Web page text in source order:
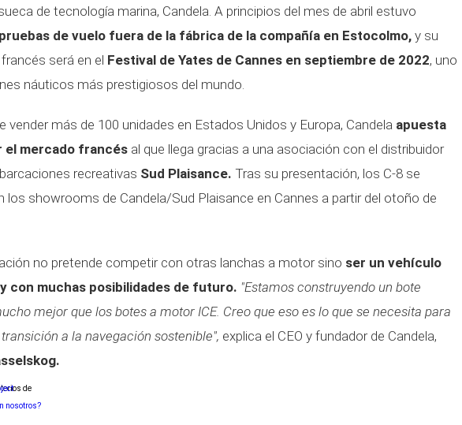
de tecnología marina, Candela. A principios del mes de abril estuvo
pruebas de vuelo fuera de la fábrica de la compañía en Estocolmo, y su
será en el Festival de Yates de Cannes en septiembre de 2022, uno
náuticos más prestigiosos del mundo.
vender más de 100 unidades en Estados Unidos y Europa, Candela apuesta
el mercado francés al que llega gracias a una asociación con el distribuidor
recreativas Sud Plaisance. Tras su presentación, los C-8 se
los showrooms de Candela/Sud Plaisance en Cannes a partir del otoño de
no pretende competir con otras lanchas a motor sino ser un vehículo
con muchas posibilidades de futuro. "Estamos construyendo un bote
mejor que los botes a motor ICE. Creo que eso es lo que se necesita para
a la navegación sostenible", explica el CEO y fundador de Candela,
de
nosotros?